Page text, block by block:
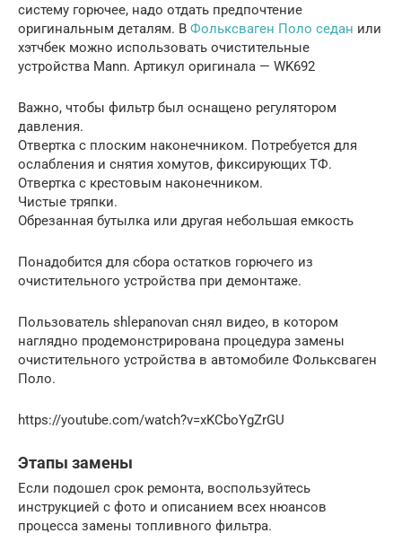
систему горючее, надо отдать предпочтение
оригинальным деталям. В Фольксваген Поло седан или
хэтчбек можно использовать очистительные
устройства Mann. Артикул оригинала — WK692
Важно, чтобы фильтр был оснащено регулятором
давления.
Отвертка с плоским наконечником. Потребуется для
ослабления и снятия хомутов, фиксирующих ТФ.
Отвертка с крестовым наконечником.
Чистые тряпки.
Обрезанная бутылка или другая небольшая емкость
Понадобится для сбора остатков горючего из
очистительного устройства при демонтаже.
Пользователь shlepanovan снял видео, в котором
наглядно продемонстрирована процедура замены
очистительного устройства в автомобиле Фольксваген
Поло.
https://youtube.com/watch?v=xKCboYgZrGU
Этапы замены
Если подошел срок ремонта, воспользуйтесь
инструкцией с фото и описанием всех нюансов
процесса замены топливного фильтра.